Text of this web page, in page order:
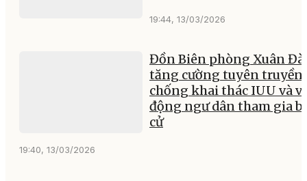
19:44, 13/03/2026
Đồn Biên phòng Xuân
tăng cường tuyên truyền
chống khai thác IUU và
động ngư dân tham gia
cử
19:40, 13/03/2026